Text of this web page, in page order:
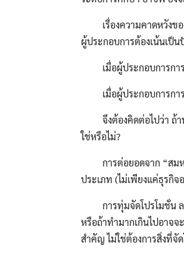
เรื่องความคาดหวังของ
ผู้ประกอบการต้องเน้นเป็
เมื่อผู้ประกอบการการ
เมื่อผู้ประกอบการการ
จึงต้องคิดต่อไปว่า ถ้า
ใช่หรือไม่?
การต่อยอดจาก “สมหวั
ประเภท (ไม่เพียงแค่ธุรกิจ
การทุ่มจัดโปรโมชั่น ลด
หรือถ้าทำมากเกินไปอาจจ
สำคัญ ไม่ใช่ต้องการสิ่งที่จั